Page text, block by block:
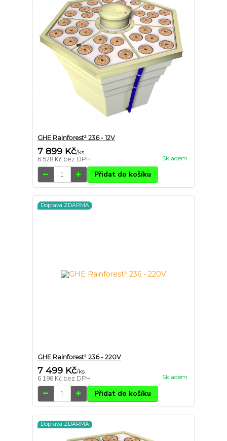
GHE Rainforest² 236 - 12V
7 899 Kč/ks
6 528 Kč bez DPH Skladem
Přidat do košíku
Doprava ZDARMA
GHE Rainforest² 236 - 220V
7 499 Kč/ks
6 198 Kč bez DPH Skladem
Přidat do košíku
Doprava ZDARMA